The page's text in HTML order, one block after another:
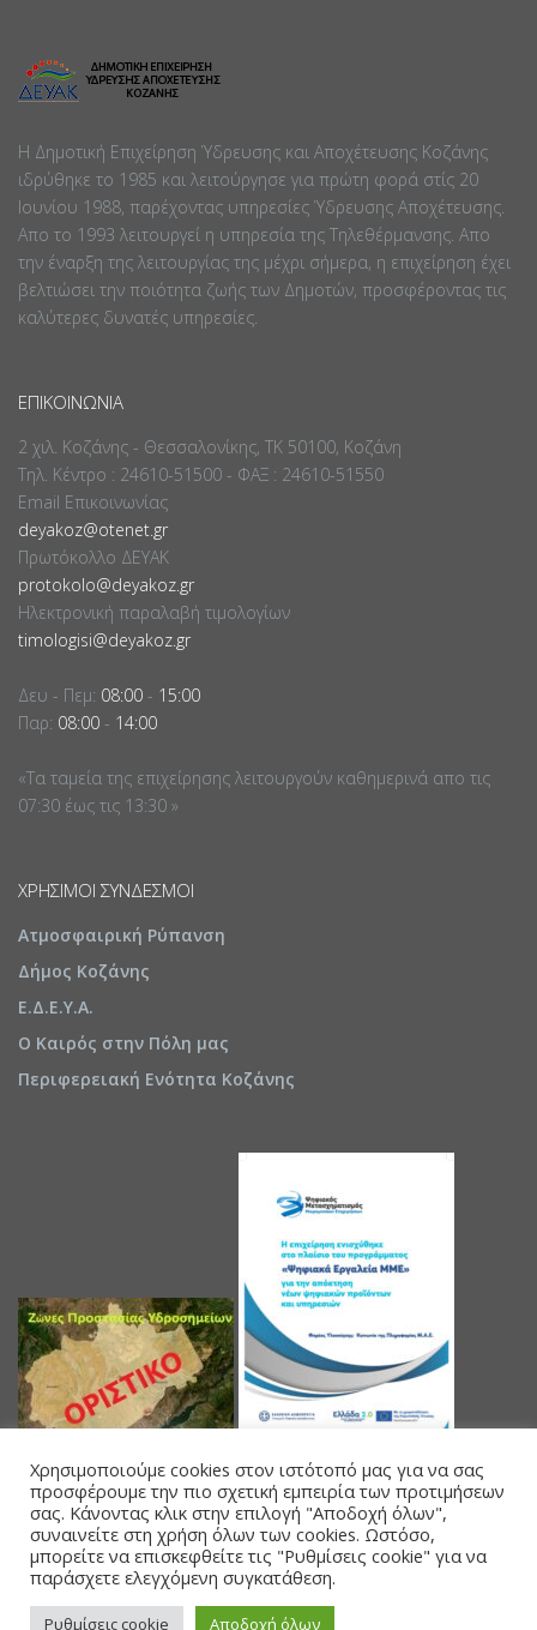
Η Δημοτική Επιχείρηση Ύδρευσης και Αποχέτευσης Κοζάνης
ιδρύθηκε το 1985 και λειτούργησε για πρώτη φορά στίς 20
Ιουνίου 1988, παρέχοντας υπηρεσίες Ύδρευσης Αποχέτευσης.
Απο το 1993 λειτουργεί η υπηρεσία της Τηλεθέρμανσης. Απο
την έναρξη της λειτουργίας της μέχρι σήμερα, η επιχείρηση έχει
βελτιώσει την ποιότητα ζωής των Δημοτών, προσφέροντας τις
καλύτερες δυνατές υπηρεσίες.
ΕΠΙΚΟΙΝΩΝΊΑ
2 χιλ. Κοζάνης - Θεσσαλονίκης, ΤΚ 50100, Κοζάνη
Τηλ. Κέντρο : 24610-51500 - ΦΑΞ : 24610-51550
Email Επικοινωνίας
deyakoz@otenet.gr
Πρωτόκολλο ΔΕΥΑΚ
protokolo@deyakoz.gr
Ηλεκτρονική παραλαβή τιμολογίων
timologisi@deyakoz.gr
Δευ - Πεμ: 08:00 - 15:00
Παρ: 08:00 - 14:00
«Τα ταμεία της επιχείρησης λειτουργούν καθημερινά απο τις
07:30 έως τις 13:30 »
ΧΡΉΣΙΜΟΙ ΣΎΝΔΕΣΜΟΙ
Ατμοσφαιρική Ρύπανση
Δήμος Κοζάνης
Ε.Δ.Ε.Υ.Α.
Ο Καιρός στην Πόλη μας
Περιφερειακή Ενότητα Κοζάνης
Powered by Databank Solutions s.a.
Χρησιμοποιούμε cookies στον ιστότοπό μας για να σας
προσφέρουμε την πιο σχετική εμπειρία των προτιμήσεων
σας. Κάνοντας κλικ στην επιλογή "Αποδοχή όλων",
συναινείτε στη χρήση όλων των cookies. Ωστόσο,
μπορείτε να επισκεφθείτε τις "Ρυθμίσεις cookie" για να
παράσχετε ελεγχόμενη συγκατάθεση.
Ρυθμίσεις cookie Αποδοχή όλων